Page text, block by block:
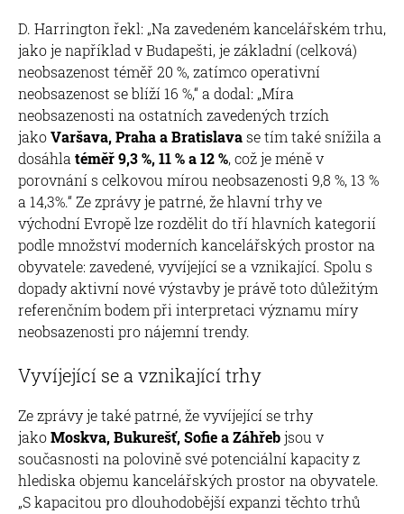
D. Harrington řekl: „Na zavedeném kancelářském trhu,
jako je například v Budapešti, je základní (celková)
neobsazenost téměř 20 %, zatímco operativní
neobsazenost se blíží 16 %,“ a dodal: „Míra
neobsazenosti na ostatních zavedených trzích
jakoVaršava, Praha a Bratislavase tím také snížila a
dosáhla téměř 9,3 %, 11 % a 12 %, což je méně v
porovnání s celkovou mírou neobsazenosti 9,8 %, 13 %
a 14,3%.“ Ze zprávy je patrné, že hlavní trhy ve
východní Evropě lze rozdělit do tří hlavních kategorií
podle množství moderních kancelářských prostor na
obyvatele: zavedené, vyvíjející se a vznikající. Spolu s
dopady aktivní nové výstavby je právě toto důležitým
referenčním bodem při interpretaci významu míry
neobsazenosti pro nájemní trendy.
Vyvíjející se a vznikající trhy
Ze zprávy je také patrné, že vyvíjející se trhy
jakoMoskva, Bukurešť, Sofie a Záhřebjsou v
současnosti na polovině své potenciální kapacity z
hlediska objemu kancelářských prostor na obyvatele.
„S kapacitou pro dlouhodobější expanzi těchto trhů